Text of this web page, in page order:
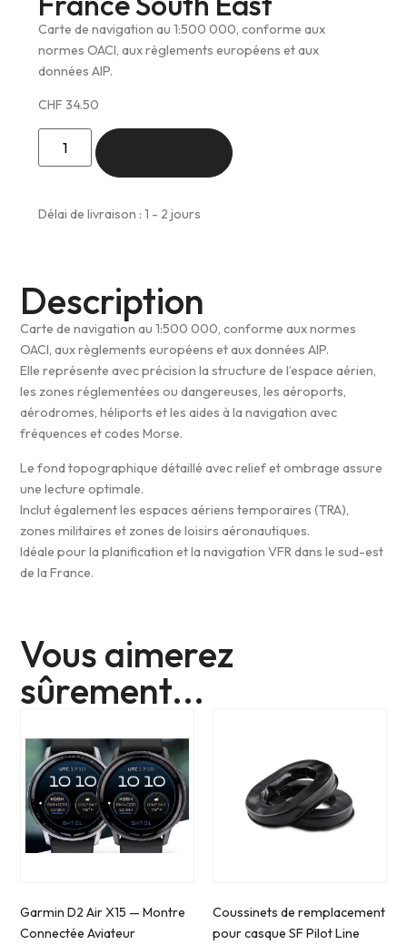
Carte de navigation au 1:500 000, conforme aux
normes OACI, aux règlements européens et aux
données AIP.
CHF34.50
Délai de livraison : 1 - 2 jours
Description
Carte de navigation au 1:500 000, conforme aux normes
OACI, aux règlements européens et aux données AIP.
Elle représente avec précision la structure de l’espace aérien,
les zones réglementées ou dangereuses, les aéroports,
aérodromes, héliports et les aides à la navigation avec
fréquences et codes Morse.
Le fond topographique détaillé avec relief et ombrage assure
une lecture optimale.
Inclut également les espaces aériens temporaires (TRA),
zones militaires et zones de loisirs aéronautiques.
Idéale pour la planification et la navigation VFR dans le sud-est
de la France.
Vous aimerez
sûrement...
Garmin D2 Air X15 — Montre
Connectée Aviateur
Coussinets de remplacement
pour casque SF Pilot Line